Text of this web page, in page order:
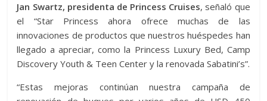
Jan Swartz, presidenta de Princess Cruises, señaló que
el “Star Princess ahora ofrece muchas de las
innovaciones de productos que nuestros huéspedes han
llegado a apreciar, como la Princess Luxury Bed, Camp
Discovery Youth & Teen Center y la renovada Sabatini’s”.
“Estas mejoras continúan nuestra campaña de